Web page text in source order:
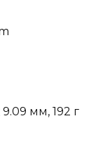
9.09 мм, 192 г